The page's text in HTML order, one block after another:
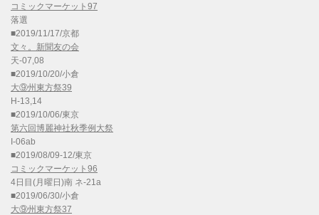
コミックマーケット97
落選
■2019/11/17/京都
文々。新聞友の会
天-07,08
■2019/10/20/小倉
大⑨州東方祭39
H-13,14
■2019/10/06/東京
第六回博麗神社秋季例大祭
I-06ab
■2019/08/09-12/東京
コミックマーケット96
4日目(月曜日)南 ネ-21a
■2019/06/30/小倉
大⑨州東方祭37